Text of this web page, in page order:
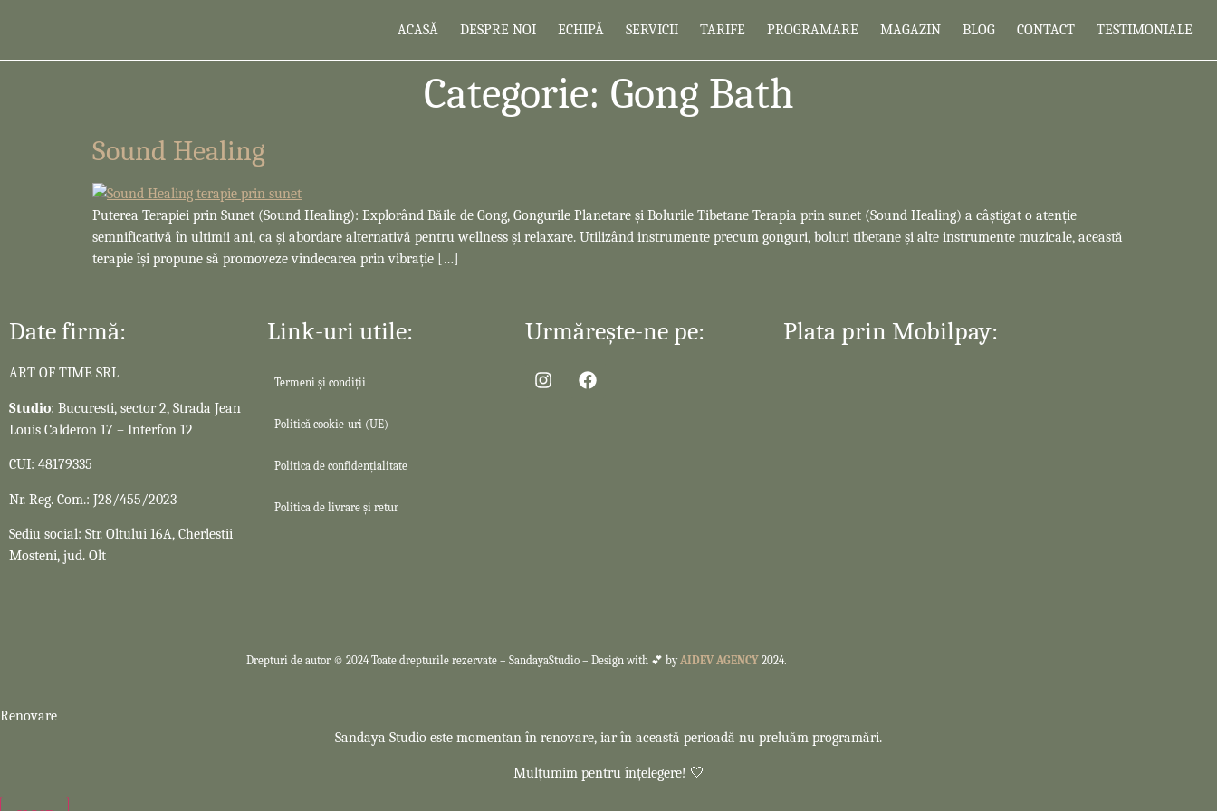
ACASĂ DESPRE NOI ECHIPĂ SERVICII TARIFE PROGRAMARE MAGAZIN BLOG CONTACT TESTIMONIALE
Categorie: Gong Bath
Sound Healing
Puterea Terapiei prin Sunet (Sound Healing): Explorând Băile de Gong, Gongurile Planetare și Bolurile Tibetane Terapia prin sunet (Sound Healing) a câștigat o atenție
semnificativă în ultimii ani, ca și abordare alternativă pentru wellness și relaxare. Utilizând instrumente precum gonguri, boluri tibetane și alte instrumente muzicale, această
terapie își propune să promoveze vindecarea prin vibrație […]
Date firmă:
ART OF TIME SRL
Studio: Bucuresti, sector 2, Strada Jean
Louis Calderon 17 – Interfon 12
CUI: 48179335
Nr. Reg. Com.: J28/455/2023
Sediu social: Str. Oltului 16A, Cherlestii
Mosteni, jud. Olt
Link-uri utile:
Termeni și condiții
Politică cookie-uri (UE)
Politica de confidențialitate
Politica de livrare și retur
Urmărește-ne pe: Plata prin Mobilpay:
Drepturi de autor © 2024 Toate drepturile rezervate – SandayaStudio – Design with 💕 byAIDEV AGENCY2024.
Renovare
Sandaya Studio este momentan în renovare, iar în această perioadă nu preluăm programări.
Mulțumim pentru înțelegere! 🤍